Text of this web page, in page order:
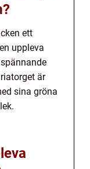
ett
uppleva
är
sina gröna